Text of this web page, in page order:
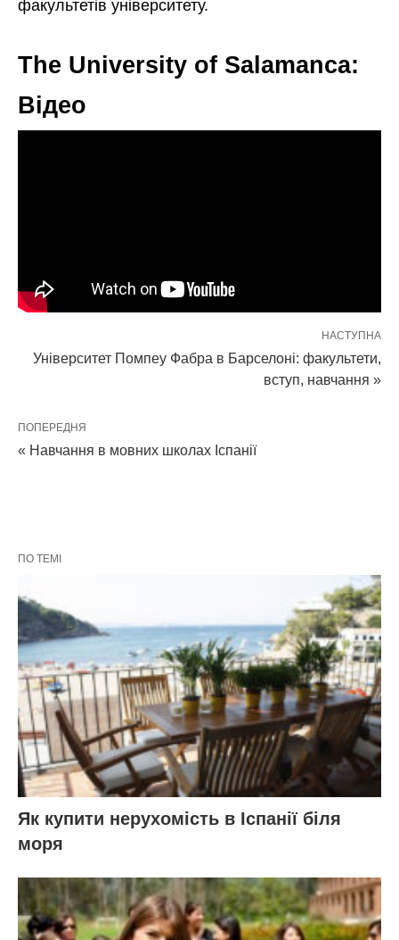
факультетів університету.
The University of Salamanca:
Відео
НАСТУПНА
Університет Помпеу Фабра в Барселоні: факультети,
вступ, навчання »
ПОПЕРЕДНЯ
« Навчання в мовних школах Іспанії
ПО ТЕМІ
Як купити нерухомість в Іспанії біля
моря